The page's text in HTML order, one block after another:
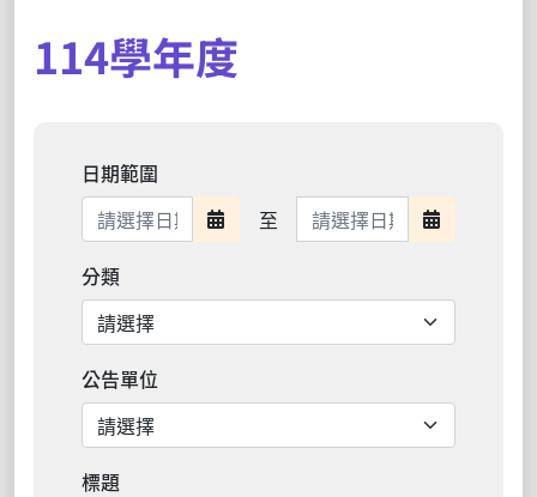
114學年度
日期範圍
日期範圍開始
至 日期範圍結束 日期範圍
分類
公告單位
標題